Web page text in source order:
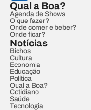
Qual a Boa?
Agenda de Shows
O que fazer?
Onde comer e beber?
Onde ficar?
Notícias
Bichos
Cultura
Economia
Educação
Política
Qual a Boa?
Cotidiano
Saúde
Tecnologia